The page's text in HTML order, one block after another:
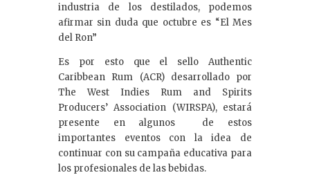
industria de los destilados, podemos
afirmar sin duda que octubre es “El Mes
del Ron”
Es por esto que el sello Authentic
Caribbean Rum (ACR) desarrollado por
The West Indies Rum and Spirits
Producers’ Association (WIRSPA), estará
presente en algunos de estos
importantes eventos con la idea de
continuar con su campaña educativa para
los profesionales de las bebidas.